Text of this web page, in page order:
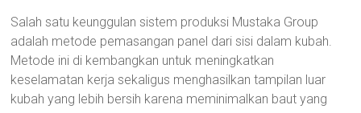
Salah satu keunggulan sistem produksi Mustaka Group
adalah metode pemasangan panel dari sisi dalam kubah.
Metode ini di kembangkan untuk meningkatkan
keselamatan kerja sekaligus menghasilkan tampilan luar
kubah yang lebih bersih karena meminimalkan baut yang